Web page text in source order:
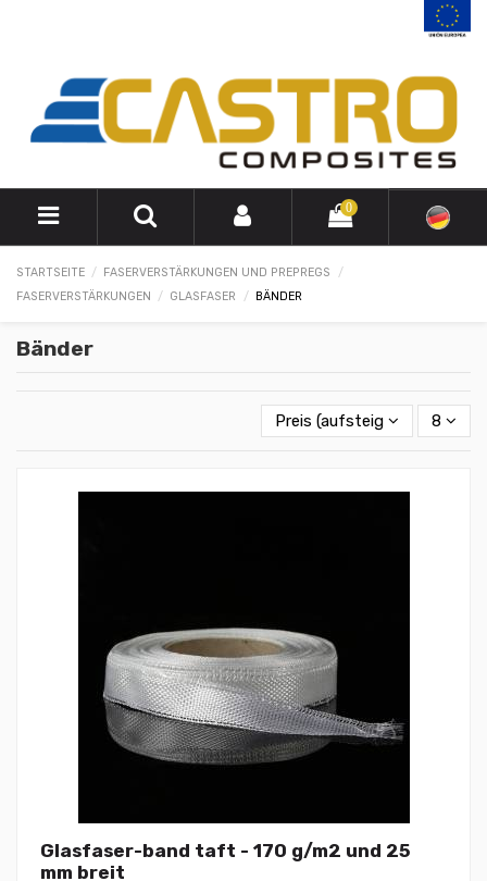
0
STARTSEITE
FASERVERSTÄRKUNGEN UND PREPREGS
FASERVERSTÄRKUNGEN
GLASFASER BÄNDER
Bänder
Preis (aufsteigend) 8
Glasfaser-band taft - 170 g/m2 und 25
mm breit